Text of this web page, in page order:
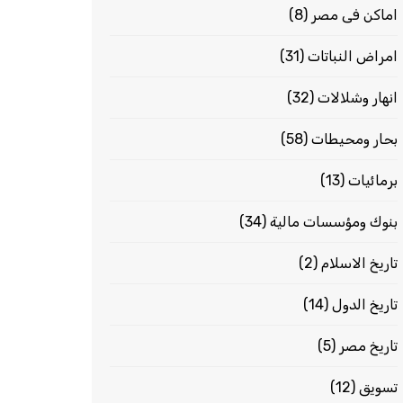
اماكن فى مصر (8)
امراض النباتات (31)
انهار وشلالات (32)
بحار ومحيطات (58)
برمائيات (13)
بنوك ومؤسسات مالية (34)
تاريخ الاسلام (2)
تاريخ الدول (14)
تاريخ مصر (5)
تسويق (12)